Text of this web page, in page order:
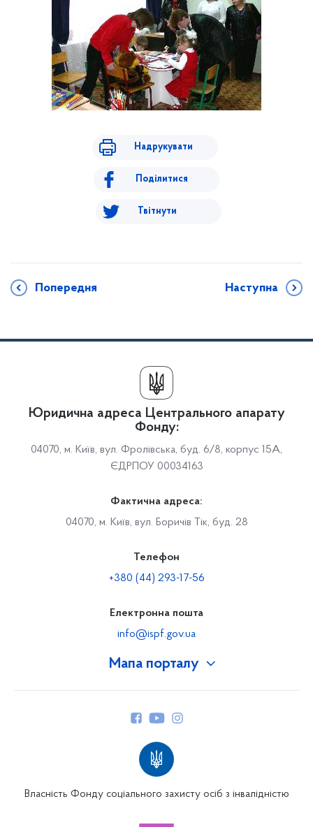
Надрукувати
Поділитися
Твітнути
Попередня Наступна
Мапа порталу
Юридична адреса Центрального апарату
Фонду:
04070, м. Київ, вул. Фролівська, буд. 6/8, корпус 15А,
ЄДРПОУ 00034163
Фактична адреса:
04070, м. Київ, вул. Боричів Тік, буд. 28
Телефон
+380 (44) 293-17-56
Електронна пошта
info@ispf.gov.ua
Власність Фонду соціального захисту осіб з інвалідністю